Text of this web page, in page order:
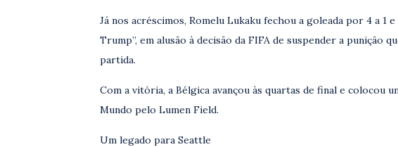
Já nos acréscimos, Romelu Lukaku fechou a goleada por 4 a 1
Trump”, em alusão à decisão da FIFA de suspender a punição
partida.
Com a vitória, a Bélgica avançou às quartas de final e colocou
Mundo pelo Lumen Field.
Um legado para Seattle